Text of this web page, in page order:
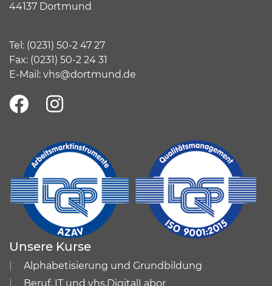
44137 Dortmund
Tel: (0231) 50-2 47 27
Fax: (0231) 50-2 24 31
E-Mail: vhs@dortmund.de
Unsere Kurse
Alphabetisierung und Grundbildung
Beruf, IT und vhs.DigitalLabor